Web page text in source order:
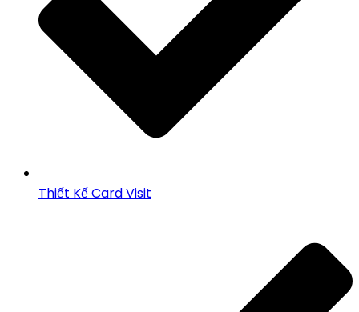
Thiết Kế Card Visit